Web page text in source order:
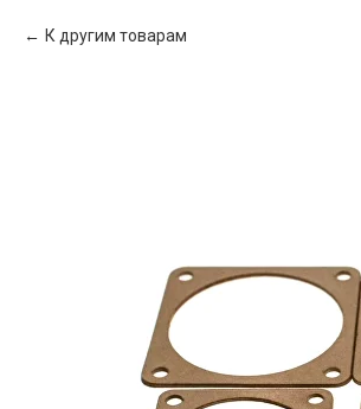
К другим товарам